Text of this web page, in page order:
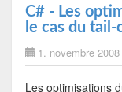
C# - Les
le cas du tail-
1. novembre 2008
Les optimisations